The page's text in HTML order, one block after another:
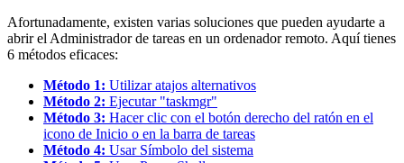
Afortunadamente, existen varias soluciones que pueden ayudarte a
abrir el Administrador de tareas en un ordenador remoto. Aquí tienes
6 métodos eficaces:
Método 1: Utilizar atajos alternativos
Método 2: Ejecutar "taskmgr"
Método 3: Hacer clic con el botón derecho del ratón en el
icono de Inicio o en la barra de tareas
Método 4: Usar Símbolo del sistema